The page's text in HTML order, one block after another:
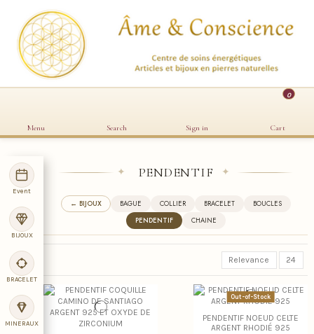
Menu Search Sign in
0
Cart
Event
BIJOUX
BRACELET
MINERAUX
✦ PENDENTIF ✦
← BIJOUX BAGUE COLLIER BRACELET
BOUCLES
PENDENTIF
CHAINE
Relevance 24
Out-of-Stock
PENDENTIF NOEUD CELTE
ARGENT RHODIÉ 925